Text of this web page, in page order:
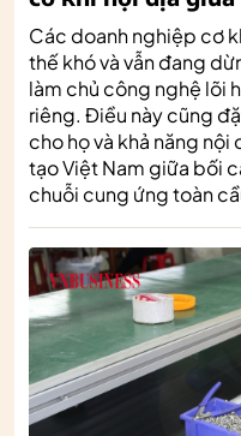
Các doanh nghiệp cơ
thế khó và vẫn đang
làm chủ công nghệ lõi
riêng. Điều này cũng
cho họ và khả năng nội
tạo Việt Nam giữa bối
chuỗi cung ứng toàn